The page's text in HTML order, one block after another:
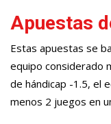
Apuestas
Estas apuestas se
equipo considerado
de hándicap -1.5, el
menos 2 juegos en